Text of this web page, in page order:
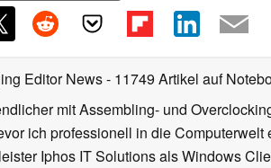
Editor News- 11749 Artikel auf
mit Assembling- und
ich professionell in die
Iphos IT Solutions als Windows